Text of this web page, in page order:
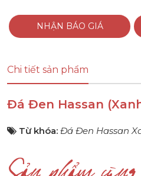
NHẬN BÁO GIÁ
Chi tiết sản phẩm
Đá Đen Hassan
Từ khóa: Đá Đen Hassan